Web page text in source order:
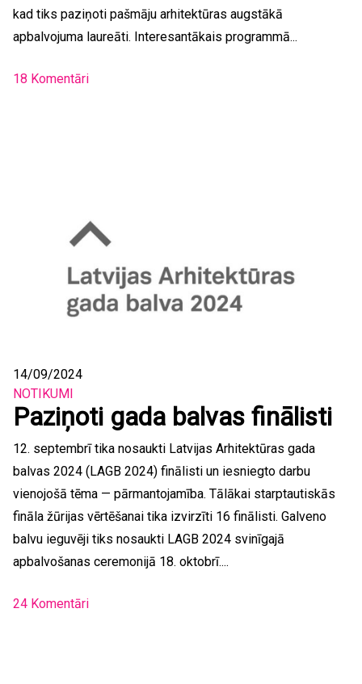
kad tiks paziņoti pašmāju arhitektūras augstākā
apbalvojuma laureāti. Interesantākais programmā...
18 Komentāri
14/09/2024
NOTIKUMI
Paziņoti gada balvas finālisti
12. septembrī tika nosaukti Latvijas Arhitektūras gada
balvas 2024 (LAGB 2024) finālisti un iesniegto darbu
vienojošā tēma — pārmantojamība. Tālākai starptautiskās
fināla žūrijas vērtēšanai tika izvirzīti 16 finālisti. Galveno
balvu ieguvēji tiks nosaukti LAGB 2024 svinīgajā
apbalvošanas ceremonijā 18. oktobrī....
24 Komentāri